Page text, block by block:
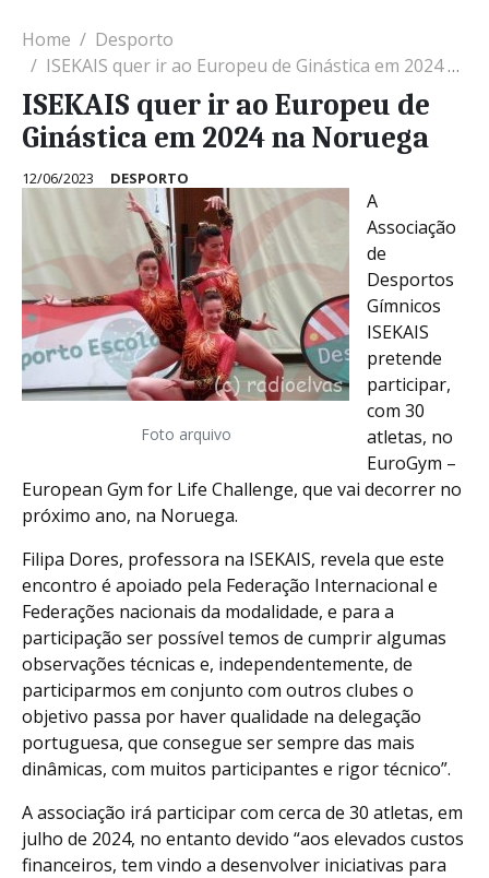
Home
Desporto
ISEKAIS quer ir ao Europeu de Ginástica em 2024 na Noruega
ISEKAIS quer ir ao Europeu de
Ginástica em 2024 na Noruega
12/06/2023 DESPORTO
Foto arquivo
A
Associação
de
Desportos
Gímnicos
ISEKAIS
pretende
participar,
com 30
atletas, no
EuroGym –
European Gym for Life Challenge, que vai decorrer no
próximo ano, na Noruega.
Filipa Dores, professora na ISEKAIS, revela que este
encontro é apoiado pela Federação Internacional e
Federações nacionais da modalidade, e para a
participação ser possível temos de cumprir algumas
observações técnicas e, independentemente, de
participarmos em conjunto com outros clubes o
objetivo passa por haver qualidade na delegação
portuguesa, que consegue ser sempre das mais
dinâmicas, com muitos participantes e rigor técnico”.
A associação irá participar com cerca de 30 atletas, em
julho de 2024, no entanto devido “aos elevados custos
financeiros, tem vindo a desenvolver iniciativas para